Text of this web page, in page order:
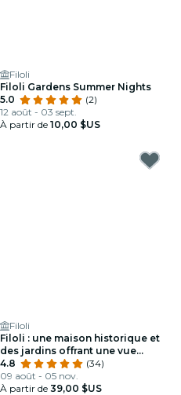
Filoli
Filoli Gardens Summer Nights
5.0
(2)
12 août - 03 sept.
À partir de 10,00 $US
Filoli
Filoli : une maison historique et
des jardins offrant une vue
imprenable !
4.8
(34)
09 août - 05 nov.
À partir de 39,00 $US